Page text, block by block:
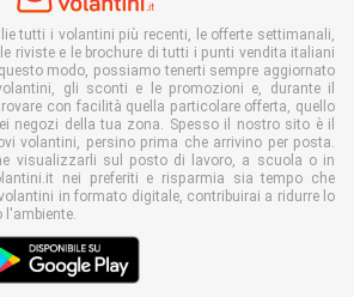
tutti i volantini più recenti, le offerte settimanali,
riviste e le brochure di tutti i punti vendita italiani
modo, possiamo tenerti sempre aggiornato
gli sconti e le promozioni e, durante il
con facilità quella particolare offerta, quello
negozi della tua zona. Spesso il nostro sito è il
volantini, persino prima che arrivino per posta.
visualizzarli sul posto di lavoro, a scuola o in
nei preferiti e risparmia sia tempo che
in formato digitale, contribuirai a ridurre lo
l'ambiente.